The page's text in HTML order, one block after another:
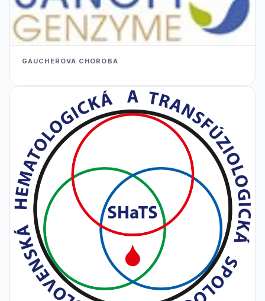
GAUCHEROVA CHOROBA